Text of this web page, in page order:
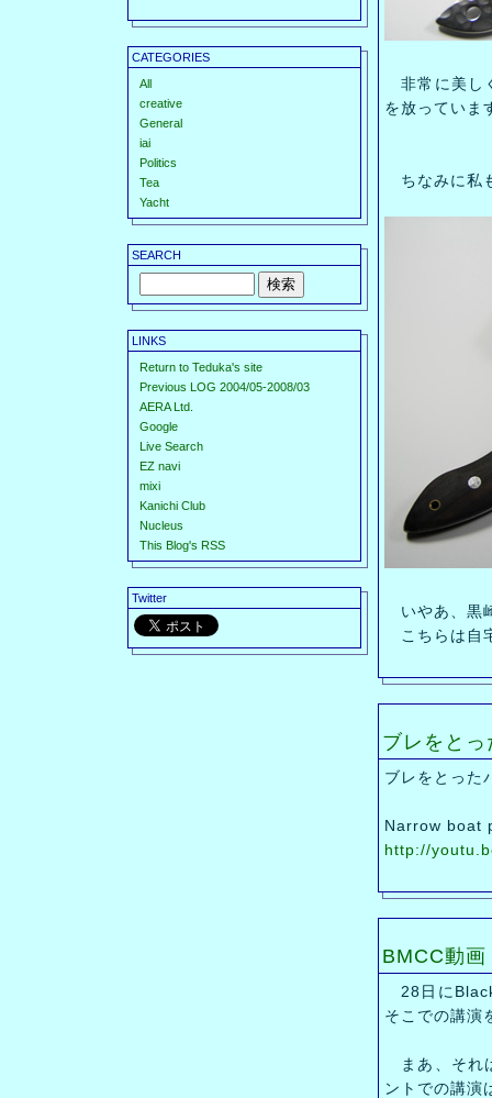
CATEGORIES
All
creative
General
iai
Politics
Tea
Yacht
SEARCH
LINKS
Return to Teduka's site
Previous LOG 2004/05-2008/03
AERA Ltd.
Google
Live Search
EZ navi
mixi
Kanichi Club
Nucleus
This Blog's RSS
Twitter
非常に美し
を放っていま
ちなみに私
いやあ、黒
こちらは自
ブレをと
ブレをとった
Narrow boat
http://
BMCC動画
28日に
そこでの講演
まあ、それ
ントでの講演